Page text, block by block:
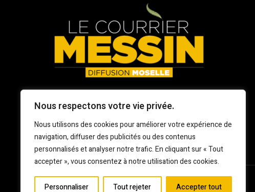
Nous respectons votre vie privée.
Nous utilisons des cookies pour améliorer votre expérience de
navigation, diffuser des publicités ou des contenus
personnalisés et analyser notre trafic. En cliquant sur « Tout
accepter », vous consentez à notre utilisation des cookies.
Personnaliser Tout rejeter Accepter tout
Mentions légales